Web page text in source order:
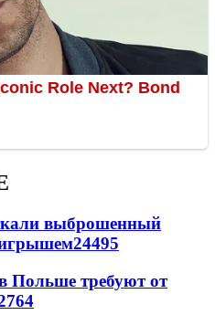
выброшенный
24495
Польше требуют от